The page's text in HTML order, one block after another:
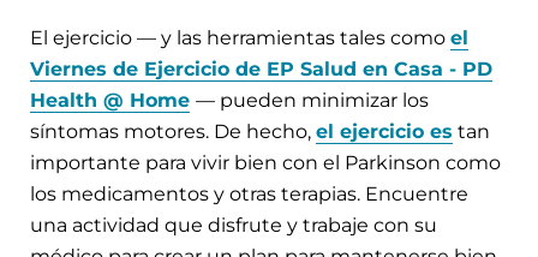
El ejercicio — y las herramientas tales como el
Viernes de Ejercicio de EP Salud en Casa - PD
Health @ Home — pueden minimizar los
síntomas motores. De hecho, el ejercicio es tan
importante para vivir bien con el Parkinson como
los medicamentos y otras terapias. Encuentre
una actividad que disfrute y trabaje con su